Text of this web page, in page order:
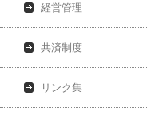
経営管理
共済制度
リンク集